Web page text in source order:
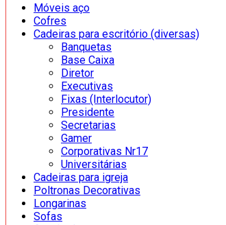
Móveis aço
Cofres
Cadeiras para escritório (diversas)
Banquetas
Base Caixa
Diretor
Executivas
Fixas (Interlocutor)
Presidente
Secretarias
Gamer
Corporativas Nr17
Universitárias
Cadeiras para igreja
Poltronas Decorativas
Longarinas
Sofas